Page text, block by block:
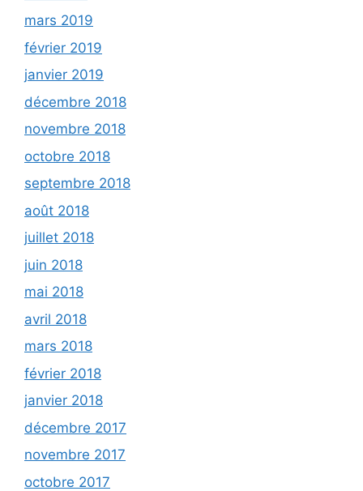
mars 2019
février 2019
janvier 2019
décembre 2018
novembre 2018
octobre 2018
septembre 2018
août 2018
juillet 2018
juin 2018
mai 2018
avril 2018
mars 2018
février 2018
janvier 2018
décembre 2017
novembre 2017
octobre 2017